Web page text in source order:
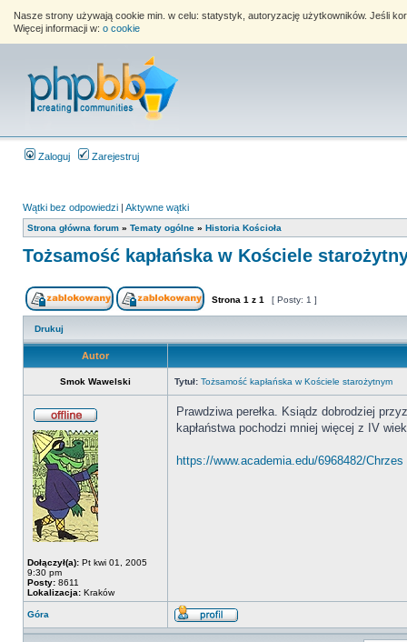
Nasze strony używają cookie min. w celu: statystyk, autoryzację użytkowników. Jeśli
Więcej informacji w: o cookie
Zaloguj Zarejestruj
Wątki bez odpowiedzi | Aktywne wątki
Strona główna forum » Tematy ogólne » Historia Kościoła
Tożsamość kapłańska w Kościele
Strona 1 z 1 [ Posty: 1 ]
Drukuj
Autor
Smok Wawelski Tytuł: Tożsamość kapłańska w Kościele starożytnym
Dołączył(a): Pt kwi 01, 2005
9:30 pm
Posty: 8611
Lokalizacja: Kraków
Prawdziwa perełka. Ksiądz dobrodziej
kapłaństwa pochodzi mniej więcej z IV
https://www.academia.edu/6968482/
Góra